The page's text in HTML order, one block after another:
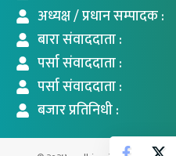
अध्यक्ष / प्रधान सम्पादक :
बारा संवाददाता :
पर्सा संवाददाता :
पर्सा संवाददाता :
बजार प्रतिनिधी :